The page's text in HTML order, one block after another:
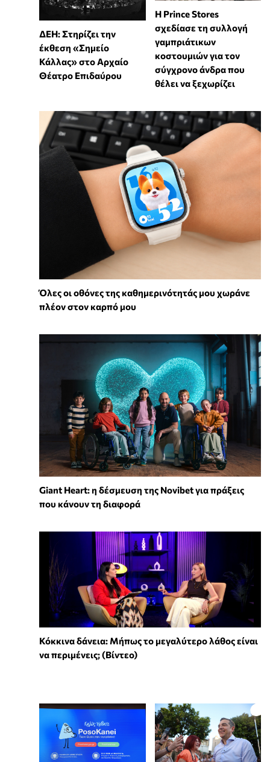
ΔΕΗ: Στηρίζει την
έκθεση «Σημείο
Κάλλας» στο Αρχαίο
Θέατρο Επιδαύρου
Η Prince Stores
σχεδίασε τη συλλογή
γαμπριάτικων
κοστουμιών για τον
σύγχρονο άνδρα που
θέλει να ξεχωρίζει
Όλες οι οθόνες της καθημερινότητάς μου χωράνε
πλέον στον καρπό μου
Giant Heart: η δέσμευση της Novibet για πράξεις
που κάνουν τη διαφορά
Κόκκινα δάνεια: Μήπως το μεγαλύτερο λάθος είναι
να περιμένεις; (Βίντεο)